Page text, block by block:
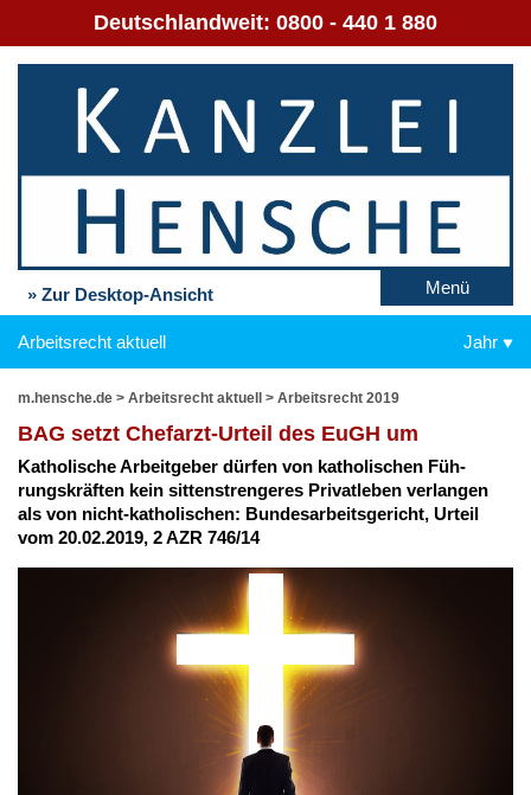
Deutschlandweit: 0800 - 440 1 880
» Zur Desktop-Ansicht Menü
Arbeitsrecht aktuell Jahr
m.hensche.de > Arbeitsrecht aktuell > Arbeitsrecht 2019
BAG setzt Chef­arzt-Ur­teil des EuGH um
Ka­tho­li­sche Ar­beit­ge­ber dür­fen von ka­tho­li­schen Füh­
rungs­kräf­ten kein sit­ten­stren­ge­res Pri­vat­le­ben ver­lan­gen
als von nicht-ka­tho­li­schen: Bun­des­ar­beits­ge­richt, Ur­teil
vom 20.02.2019, 2 AZR 746/14